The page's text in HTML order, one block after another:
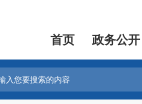
首页 政务公开